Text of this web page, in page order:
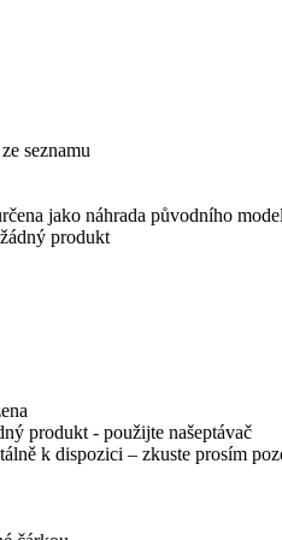
seznamu
jako náhrada původního
produkt
produkt - použijte našeptávač
k dispozici – zkuste prosím